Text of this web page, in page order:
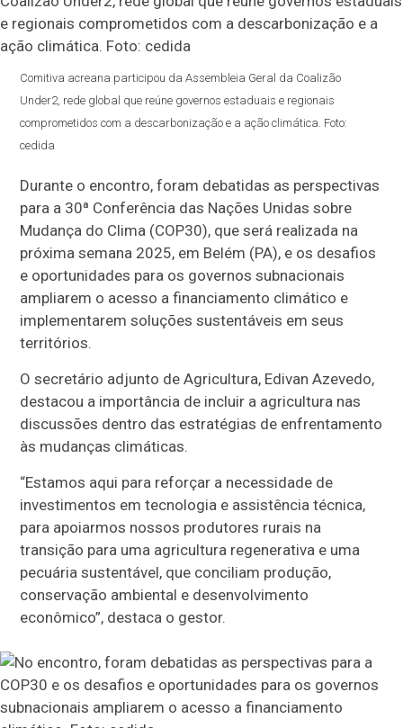
Comitiva acreana participou da Assembleia Geral da Coalizão
Under2, rede global que reúne governos estaduais e regionais
comprometidos com a descarbonização e a ação climática. Foto:
cedida
Durante o encontro, foram debatidas as perspectivas
para a 30ª Conferência das Nações Unidas sobre
Mudança do Clima (COP30), que será realizada na
próxima semana 2025, em Belém (PA), e os desafios
e oportunidades para os governos subnacionais
ampliarem o acesso a financiamento climático e
implementarem soluções sustentáveis em seus
territórios.
O secretário adjunto de Agricultura, Edivan Azevedo,
destacou a importância de incluir a agricultura nas
discussões dentro das estratégias de enfrentamento
às mudanças climáticas.
“Estamos aqui para reforçar a necessidade de
investimentos em tecnologia e assistência técnica,
para apoiarmos nossos produtores rurais na
transição para uma agricultura regenerativa e uma
pecuária sustentável, que conciliam produção,
conservação ambiental e desenvolvimento
econômico”, destaca o gestor.